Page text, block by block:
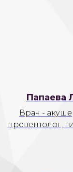
Папаева
Врач -
превентолог,